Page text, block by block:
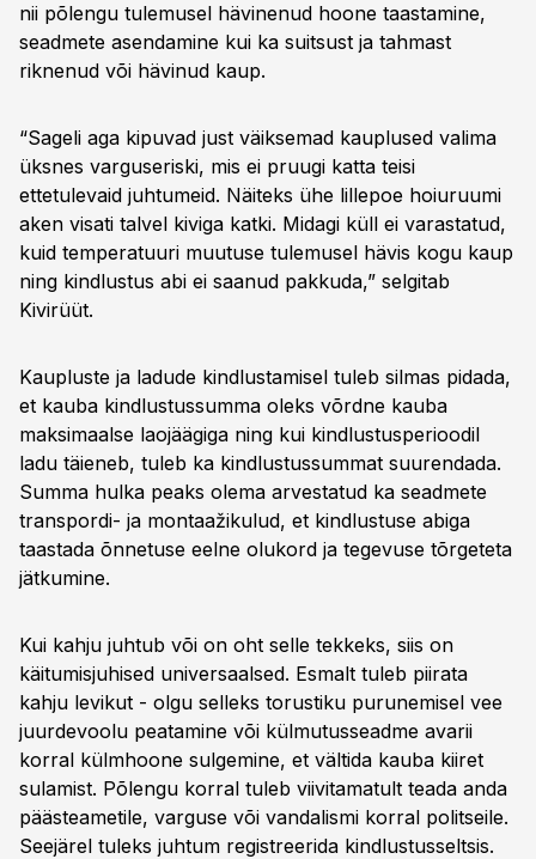
nii põlengu tulemusel hävinenud hoone taastamine,
seadmete asendamine kui ka suitsust ja tahmast
riknenud või hävinud kaup.
“Sageli aga kipuvad just väiksemad kauplused valima
üksnes varguseriski, mis ei pruugi katta teisi
ettetulevaid juhtumeid. Näiteks ühe lillepoe hoiuruumi
aken visati talvel kiviga katki. Midagi küll ei varastatud,
kuid temperatuuri muutuse tulemusel hävis kogu kaup
ning kindlustus abi ei saanud pakkuda,” selgitab
Kivirüüt.
Kaupluste ja ladude kindlustamisel tuleb silmas pidada,
et kauba kindlustussumma oleks võrdne kauba
maksimaalse laojäägiga ning kui kindlustusperioodil
ladu täieneb, tuleb ka kindlustussummat suurendada.
Summa hulka peaks olema arvestatud ka seadmete
transpordi- ja montaažikulud, et kindlustuse abiga
taastada õnnetuse eelne olukord ja tegevuse tõrgeteta
jätkumine.
Kui kahju juhtub või on oht selle tekkeks, siis on
käitumisjuhised universaalsed. Esmalt tuleb piirata
kahju levikut - olgu selleks torustiku purunemisel vee
juurdevoolu peatamine või külmutusseadme avarii
korral külmhoone sulgemine, et vältida kauba kiiret
sulamist. Põlengu korral tuleb viivitamatult teada anda
päästeametile, varguse või vandalismi korral politseile.
Seejärel tuleks juhtum registreerida kindlustusseltsis.